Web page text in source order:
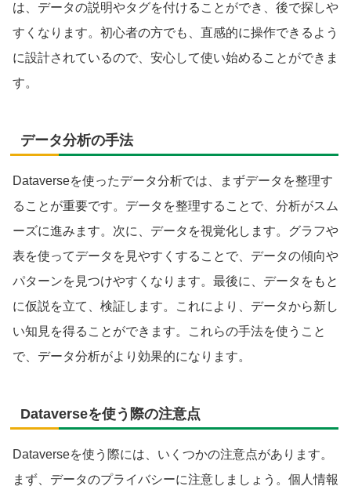
は、データの説明やタグを付けることができ、後で探しや
すくなります。初心者の方でも、直感的に操作できるよう
に設計されているので、安心して使い始めることができま
す。
データ分析の手法
Dataverseを使ったデータ分析では、まずデータを整理す
ることが重要です。データを整理することで、分析がスム
ーズに進みます。次に、データを視覚化します。グラフや
表を使ってデータを見やすくすることで、データの傾向や
パターンを見つけやすくなります。最後に、データをもと
に仮説を立て、検証します。これにより、データから新し
い知見を得ることができます。これらの手法を使うこと
で、データ分析がより効果的になります。
Dataverseを使う際の注意点
Dataverseを使う際には、いくつかの注意点があります。
まず、データのプライバシーに注意しましょう。個人情報